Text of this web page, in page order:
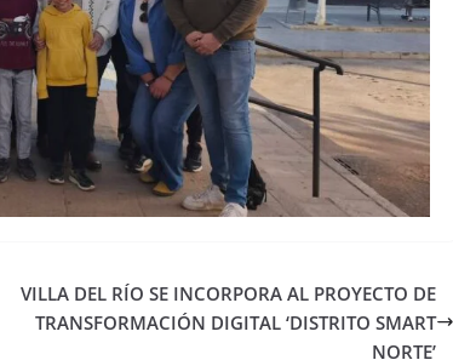
VILLA DEL RÍO SE INCORPORA AL PROYECTO DE
TRANSFORMACIÓN DIGITAL ‘DISTRITO SMART
NORTE’